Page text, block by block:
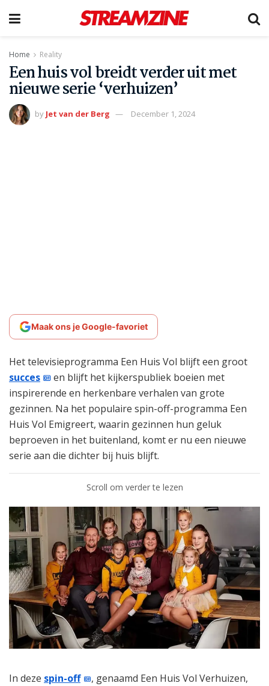
Home Reality
Een huis vol breidt verder uit met
nieuwe serie ‘verhuizen’
by Jet van der Berg December 1, 2024
Maak ons je Google-favoriet
Het televisieprogramma Een Huis Vol blijft een groot
succes
en blijft het kijkerspubliek boeien met
inspirerende en herkenbare verhalen van grote
gezinnen. Na het populaire spin-off-programma Een
Huis Vol Emigreert, waarin gezinnen hun geluk
beproeven in het buitenland, komt er nu een nieuwe
serie aan die dichter bij huis blijft.
Scroll om verder te lezen
In deze spin-off
, genaamd Een Huis Vol Verhuizen,